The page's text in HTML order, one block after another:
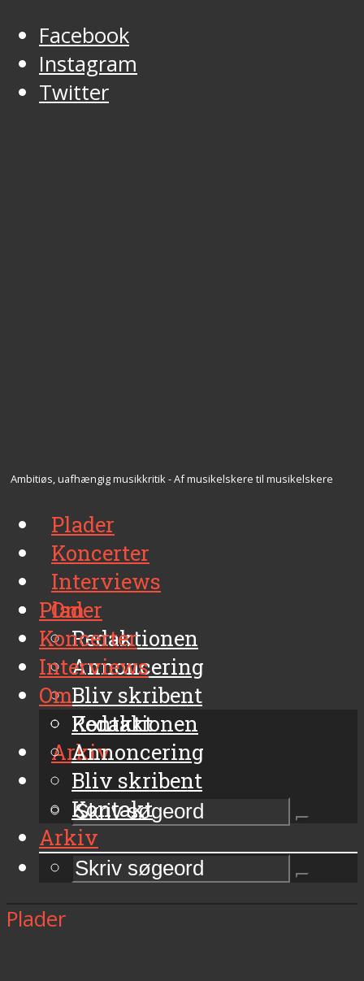
Facebook
Instagram
Twitter
Ambitiøs, uafhængig musikkritik - Af musikelskere til musikelskere
Plader
Koncerter
Interviews
Om
Redaktionen
Annoncering
Bliv skribent
Kontakt
Arkiv
Plader
Koncerter
Interviews
Om
Redaktionen
Annoncering
Bliv skribent
Kontakt
Arkiv
Plader